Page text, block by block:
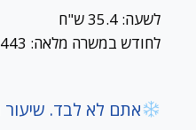
לשעה: 35.4 ש"ח
לחודש במשרה מלאה: 6,443 ש"ח
אתם לא לבד. שיעור